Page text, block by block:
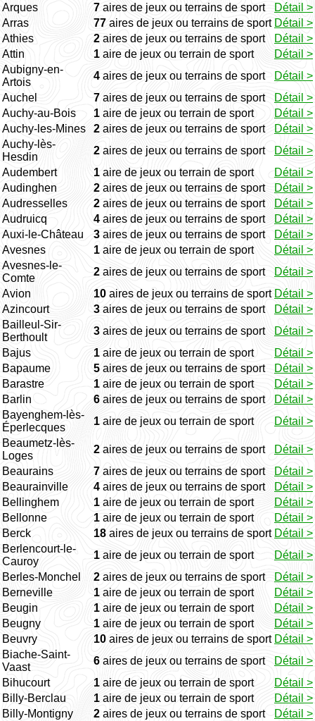
Arques
7 aires de jeux ou terrains de sport
Détail >
Arras
77 aires de jeux ou terrains de sport Détail >
Athies
2 aires de jeux ou terrains de sport
Détail >
Attin
1 aire de jeux ou terrain de sport
Détail >
Aubigny-en-
Artois
4 aires de jeux ou terrains de sport
Détail >
Auchel
7 aires de jeux ou terrains de sport
Détail >
Auchy-au-Bois
1 aire de jeux ou terrain de sport
Détail >
Auchy-les-Mines
2 aires de jeux ou terrains de sport
Détail >
Auchy-lès-
Hesdin
2 aires de jeux ou terrains de sport
Détail >
Audembert
1 aire de jeux ou terrain de sport
Détail >
Audinghen
2 aires de jeux ou terrains de sport
Détail >
Audresselles
2 aires de jeux ou terrains de sport
Détail >
Audruicq
4 aires de jeux ou terrains de sport
Détail >
Auxi-le-Château
3 aires de jeux ou terrains de sport
Détail >
Avesnes
1 aire de jeux ou terrain de sport
Détail >
Avesnes-le-
Comte
2 aires de jeux ou terrains de sport
Détail >
Avion
10 aires de jeux ou terrains de sport Détail >
Azincourt
3 aires de jeux ou terrains de sport
Détail >
Bailleul-Sir-
Berthoult
3 aires de jeux ou terrains de sport
Détail >
Bajus
1 aire de jeux ou terrain de sport
Détail >
Bapaume
5 aires de jeux ou terrains de sport
Détail >
Barastre
1 aire de jeux ou terrain de sport
Détail >
Barlin
6 aires de jeux ou terrains de sport
Détail >
Bayenghem-lès-
Éperlecques
1 aire de jeux ou terrain de sport
Détail >
Beaumetz-lès-
Loges
2 aires de jeux ou terrains de sport
Détail >
Beaurains
7 aires de jeux ou terrains de sport
Détail >
Beaurainville
4 aires de jeux ou terrains de sport
Détail >
Bellinghem
1 aire de jeux ou terrain de sport
Détail >
Bellonne
1 aire de jeux ou terrain de sport
Détail >
Berck
18 aires de jeux ou terrains de sport Détail >
Berlencourt-le-
Cauroy
1 aire de jeux ou terrain de sport
Détail >
Berles-Monchel
2 aires de jeux ou terrains de sport
Détail >
Berneville
1 aire de jeux ou terrain de sport
Détail >
Beugin
1 aire de jeux ou terrain de sport
Détail >
Beugny
1 aire de jeux ou terrain de sport
Détail >
Beuvry
10 aires de jeux ou terrains de sport Détail >
Biache-Saint-
Vaast
6 aires de jeux ou terrains de sport
Détail >
Bihucourt
1 aire de jeux ou terrain de sport
Détail >
Billy-Berclau
1 aire de jeux ou terrain de sport
Détail >
Billy-Montigny
2 aires de jeux ou terrains de sport
Détail >